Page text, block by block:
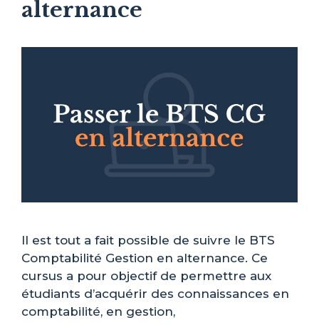
alternance
Il est tout a fait possible de suivre le BTS
Comptabilité Gestion en alternance. Ce
cursus a pour objectif de permettre aux
étudiants d’acquérir des connaissances en
comptabilité, en gestion,